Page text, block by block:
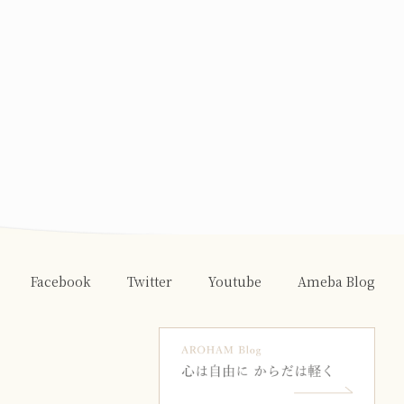
Facebook Twitter Youtube Ameba Blog